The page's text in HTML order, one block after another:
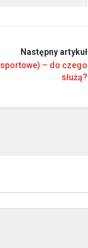
Następny artykuł
– do czego
służą?